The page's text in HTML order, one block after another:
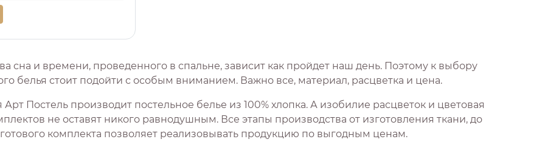
сна и времени, проведенного в спальне, зависит как пройдет наш день. Поэтому к выбору
белья стоит подойти с особым вниманием. Важно все, материал, расцветка и цена.
Постель производит постельное белье из 100% хлопка. А изобилие расцветок и цветовая
не оставят никого равнодушным. Все этапы производства от изготовления ткани, до
комплекта позволяет реализовывать продукцию по выгодным ценам.